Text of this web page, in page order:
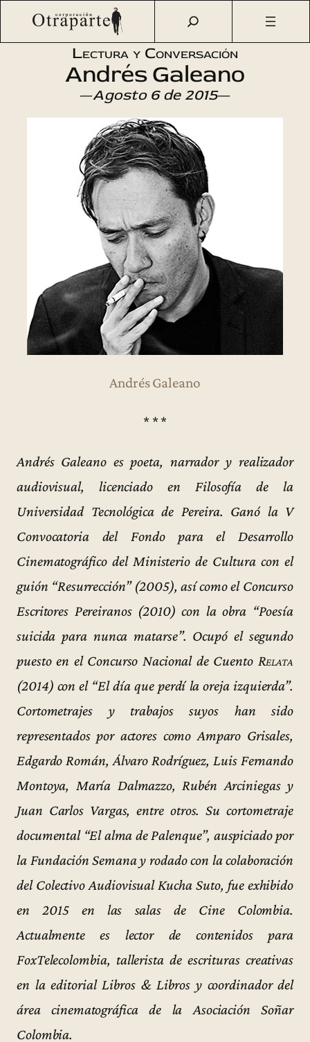
Saltar
Otraparte.org /Agenda Cultural Literatura
Lectura y
Lectura y Conversación
Andrés Galeano
—Agosto 6 de 2015—
Andrés Galeano
* * *
Andrés Galeano es poeta, narrador y realizador
audiovisual, licenciado en Filosofía de la
Universidad Tecnológica de Pereira. Ganó la V
Convocatoria del Fondo para el Desarrollo
Cinematográfico del Ministerio de Cultura con el
guión “Resurrección” (2005), así como el Concurso
Escritores Pereiranos (2010) con la obra “Poesía
suicida para nunca matarse”. Ocupó el segundo
puesto en el Concurso Nacional de Cuento Relata
(2014) con el “El día que perdí la oreja izquierda”.
Cortometrajes y trabajos suyos han sido
representados por actores como Amparo Grisales,
Edgardo Román, Álvaro Rodríguez, Luis Fernando
Montoya, María Dalmazzo, Rubén Arciniegas y
Juan Carlos Vargas, entre otros. Su cortometraje
documental “El alma de Palenque”, auspiciado por
la Fundación Semana y rodado con la colaboración
del Colectivo Audiovisual Kucha Suto, fue exhibido
en 2015 en las salas de Cine Colombia.
Actualmente es lector de contenidos para
FoxTelecolombia, tallerista de escrituras creativas
en la editorial Libros & Libros y coordinador del
área cinematográfica de la Asociación Soñar
Colombia.